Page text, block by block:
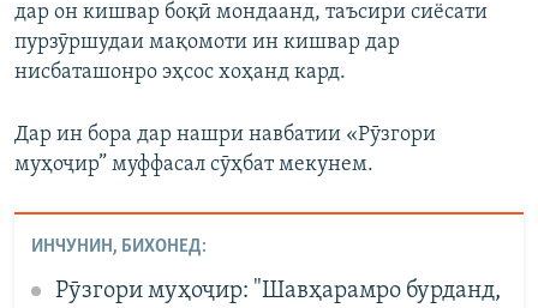
дар он кишвар боқӣ мондаанд, таъсири сиёсати
пурзӯршудаи мақомоти ин кишвар дар
нисбаташонро эҳсос хоҳанд кард.
Дар ин бора дар нашри навбатии «Рӯзгори
муҳоҷир” муффасал сӯҳбат мекунем.
ИНЧУНИН, БИХОНЕД:
Рӯзгори муҳоҷир: "Шавҳарамро бурданд,